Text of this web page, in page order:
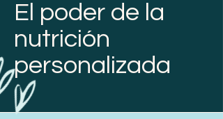
El poder de la
nutrición
personalizada